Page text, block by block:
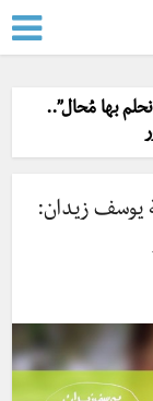
نحلم بها مُحال”..
يوسف زيدان: